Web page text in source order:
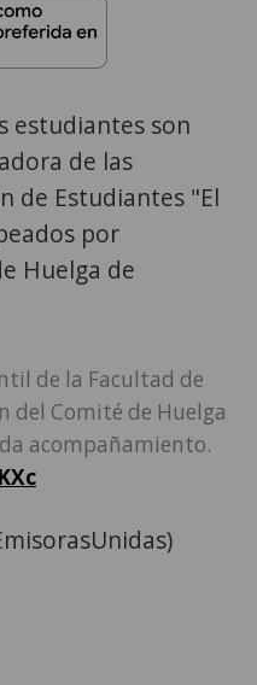
estudiantes son
de las
de Estudiantes "El
por
Huelga de
de la Facultad de
del Comité de Huelga
da acompañamiento.